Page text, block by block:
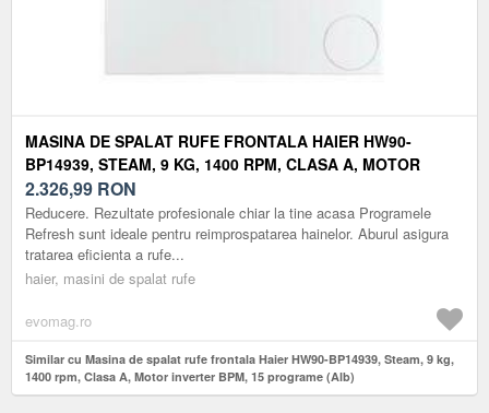
MASINA DE SPALAT RUFE FRONTALA HAIER HW90-
BP14939, STEAM, 9 KG, 1400 RPM, CLASA A, MOTOR
INVERTER BPM, 15 PROGRAME (ALB)
2.326,99 RON
Reducere. Rezultate profesionale chiar la tine acasa Programele
Refresh sunt ideale pentru reimprospatarea hainelor. Aburul asigura
tratarea eficienta a rufe...
haier, masini de spalat rufe
evomag.ro
Similar cu Masina de spalat rufe frontala Haier HW90-BP14939, Steam, 9 kg,
1400 rpm, Clasa A, Motor inverter BPM, 15 programe (Alb)